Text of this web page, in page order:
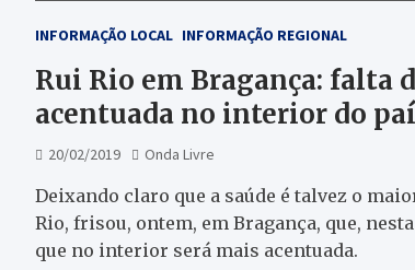
INFORMAÇÃO LOCAL INFORMAÇÃO REGIONAL
Rui Rio em Bragança: falta
acentuada no interior do
20/02/2019 Onda Livre
Deixando claro que a saúde é talvez o
Rio, frisou, ontem, em Bragança, que,
que no interior será mais acentuada.